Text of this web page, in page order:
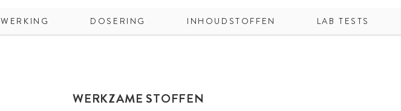
WERKING DOSERING INHOUDSTOFFEN LAB TESTS
WERKZAME STOFFEN